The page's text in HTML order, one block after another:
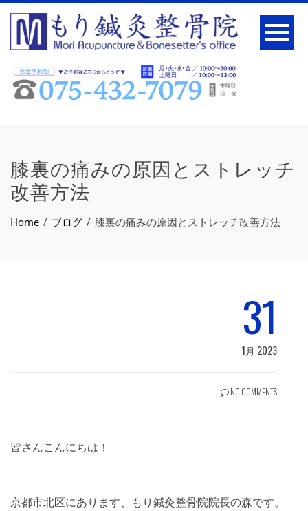
膝裏の痛みの原因とストレッチ
改善方法
Home ブログ 膝裏の痛みの原因とストレッチ改善方法
31
1月 2023
NO COMMENTS
皆さんこんにちは！
京都市北区にあります、もり鍼灸整骨院院長の森です。